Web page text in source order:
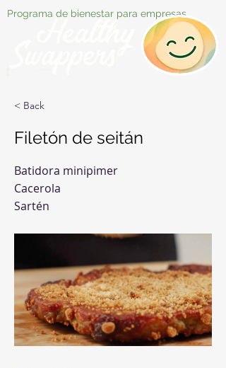
Programa de bienestar para empresas
< Back
Filetón de seitán
Batidora minipimer
Cacerola
Sartén